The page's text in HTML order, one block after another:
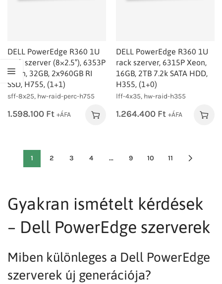
DELL PowerEdge R360 1U
rack szerver (8×2.5″), 6353P
Xeon, 32GB, 2x960GB RI
SSD, H755, (1+1)
sff-8x25, hw-raid-perc-h755
1.598.100 Ft +ÁFA
DELL PowerEdge R360 1U
rack szerver, 6315P Xeon,
16GB, 2TB 7.2k SATA HDD,
H355, (1+0)
lff-4x35, hw-raid-h355
1.264.400 Ft +ÁFA
1 2 3 4 … 9 10 11
Gyakran ismételt kérdések
– Dell PowerEdge szerverek
Miben különleges a Dell PowerEdge
szerverek új generációja?